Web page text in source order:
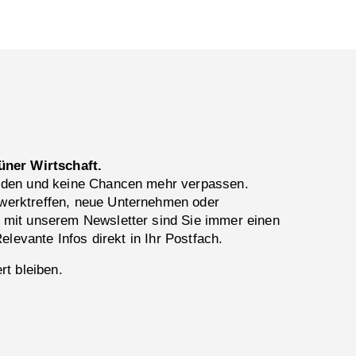
Wirtschaft.
und keine Chancen mehr verpassen.
neue Unternehmen oder
unserem Newsletter sind Sie immer einen
Infos direkt in Ihr Postfach.
bleiben.